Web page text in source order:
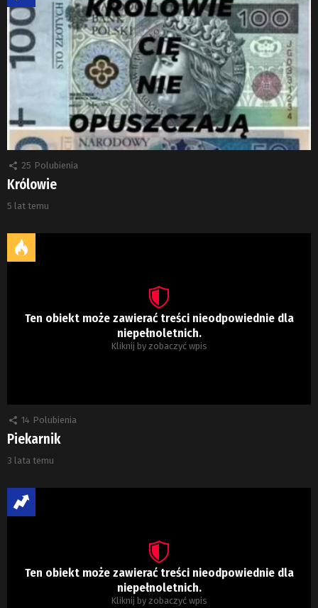
25 Polubienia
Królowie
5 lat temu
Ten obiekt może zawierać treści nieodpowiednie dla
niepełnoletnich.
Kliknij by zobaczyć wpis
14 Polubienia
Piekarnik
3 lata temu
Ten obiekt może zawierać treści nieodpowiednie dla
niepełnoletnich.
Kliknij by zobaczyć wpis